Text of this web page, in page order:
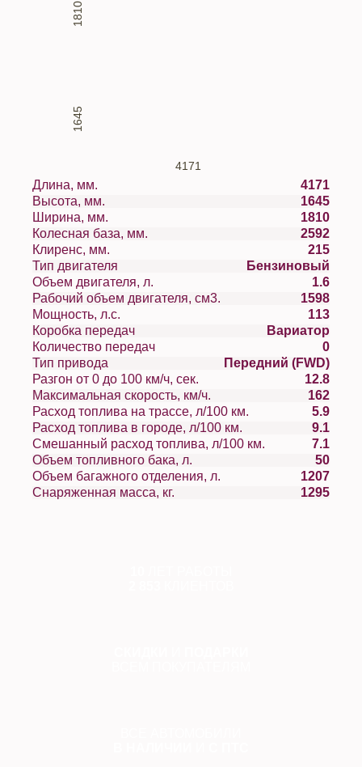
4171
1645
1810
Длина, мм.
4171
Высота, мм.
1645
Ширина, мм.
1810
Колесная база, мм.
2592
Клиренс, мм.
215
Тип двигателя
Бензиновый
Объем двигателя, л.
1.6
Рабочий объем двигателя, см3.
1598
Мощность, л.с.
113
Коробка передач
Вариатор
Количество передач
0
Тип привода
Передний (FWD)
Разгон от 0 до 100 км/ч, сек.
12.8
Максимальная скорость, км/ч.
162
Расход топлива на трассе, л/100 км.
5.9
Расход топлива в городе, л/100 км.
9.1
Смешанный расход топлива, л/100 км.
7.1
Объем топливного бака, л.
50
Объем багажного отделения, л.
1207
Снаряженная масса, кг.
1295